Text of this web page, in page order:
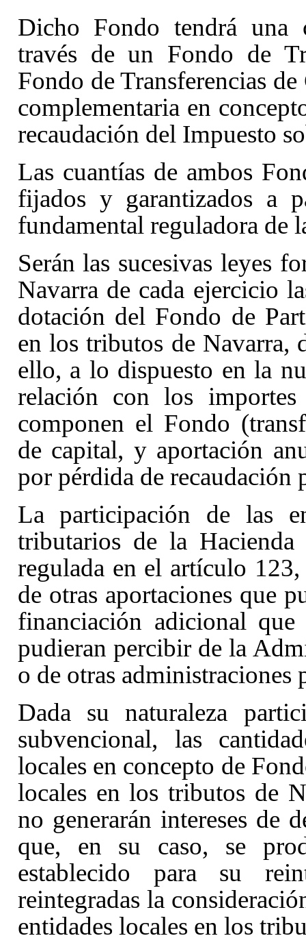
Dicho Fondo tendrá una
través de un Fondo de
Fondo de Transferencias
complementaria en
recaudación del Impuesto
Las cuantías de ambos
fijados y garantizados a
fundamental reguladora de
Serán las sucesivas leyes
Navarra de cada ejercicio
dotación del Fondo de
en los tributos de Navarra,
ello, a lo dispuesto en la
relación con los
componen el Fondo
de capital, y aportación
por pérdida de recaudación
La participación de las
tributarios de la
regulada en el artículo
de otras aportaciones que
financiación adicional
pudieran percibir de la
o de otras administraciones
Dada su naturaleza
subvencional, las
locales en concepto de
locales en los tributos de
no generarán intereses de
que, en su caso, se
establecido para su
reintegradas la
entidades locales en los